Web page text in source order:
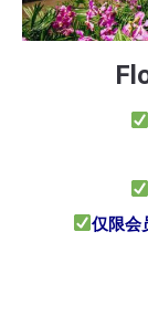
仅限会